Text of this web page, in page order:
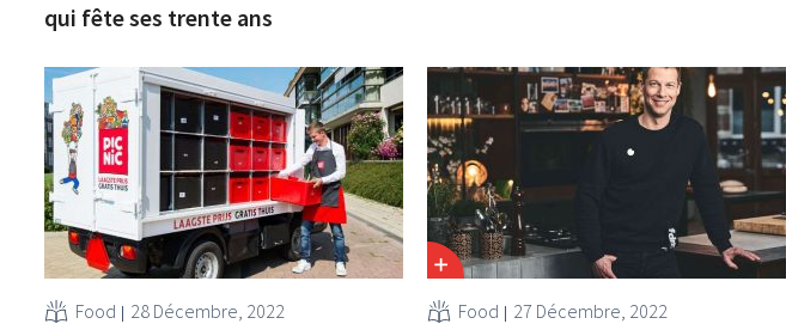
qui fête ses trente ans
Food 28 Décembre, 2022 Food 27 Décembre, 2022